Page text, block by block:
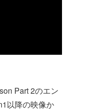
Part 2のエン
以降の映像か